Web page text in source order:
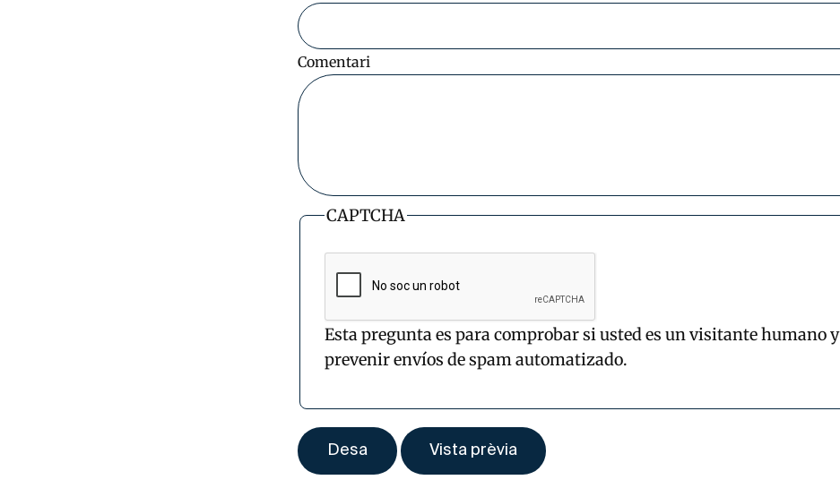
Comentari
CAPTCHA
Esta pregunta es para comprobar si usted es un visitante humano y
prevenir envíos de spam automatizado.